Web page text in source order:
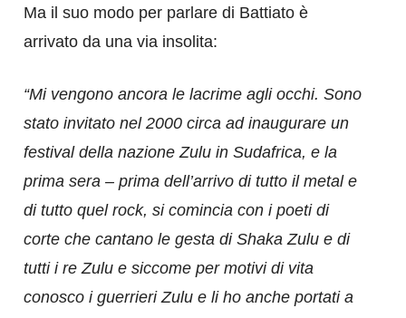
Ma il suo modo per parlare di Battiato è
arrivato da una via insolita:
“Mi vengono ancora le lacrime agli occhi. Sono
stato invitato nel 2000 circa ad inaugurare un
festival della nazione Zulu in Sudafrica, e la
prima sera – prima dell’arrivo di tutto il metal e
di tutto quel rock, si comincia con i poeti di
corte che cantano le gesta di Shaka Zulu e di
tutti i re Zulu e siccome per motivi di vita
conosco i guerrieri Zulu e li ho anche portati a